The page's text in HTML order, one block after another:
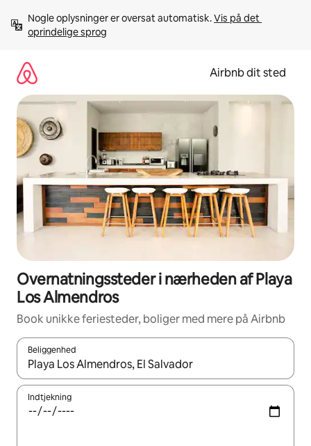
videre
Nogle oplysninger er oversat automatisk. Vis på det
oprindelige sprog
Airbnb dit sted
Overnatningssteder i nærheden af Playa
Los Almendros
Book unikke feriesteder, boliger med mere på Airbnb
Beliggenhed
Når resultaterne er tilgængelige, skal du navigere med
Indtjekning